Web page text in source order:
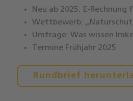
Neu ab 2025: E-Rechnung
Wettbewerb:
Umfrage: Was wissen
Termine Frühjahr 2025
Rundbrief